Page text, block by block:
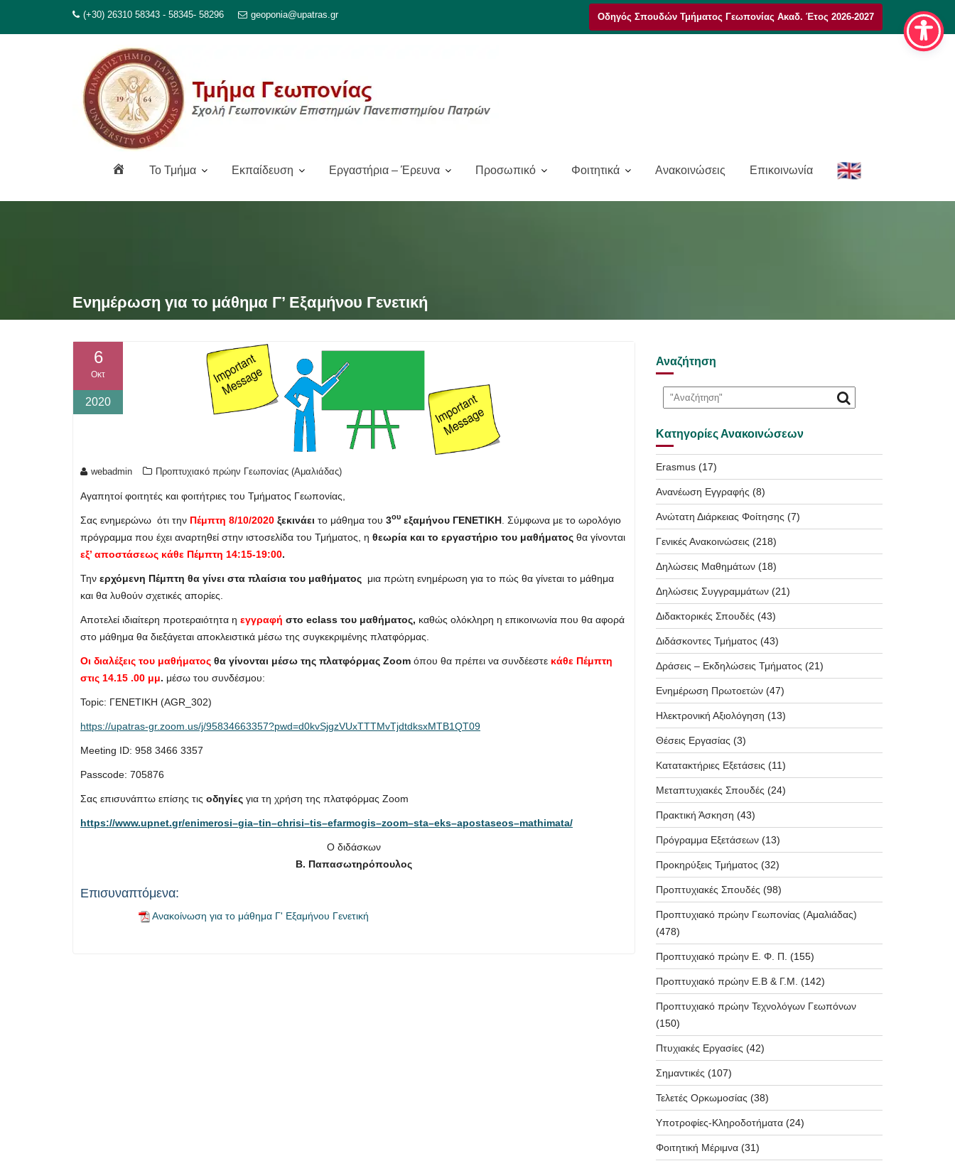
(+30) 26310 58343 - 58345- 58296 geoponia@upatras.gr Οδηγός Σπουδών Τμήματος Γεωπονίας Ακαδ. Έτος 2026-2027
To Τμήμα Εκπαίδευση Εργαστήρια – Έρευνα Προσωπικό Φοιτητικά Ανακοινώσεις Επικοινωνία
E
n
Ενημέρωση για το μάθημα Γ’ Εξαμήνου Γενετική
6
Οκτ
2020
webadmin Προπτυχιακό πρώην Γεωπονίας (Αμαλιάδας)
Αγαπητοί φοιτητές και φοιτήτριες του Τμήματος Γεωπονίας,
Σας ενημερώνω ότι την Πέμπτη 8/10/2020 ξεκινάει το μάθημα του 3ου εξαμήνου ΓΕΝΕΤΙΚΗ . Σύμφωνα με το ωρολόγιο
πρόγραμμα που έχει αναρτηθεί στην ιστοσελίδα του Τμήματος, η θεωρία και το εργαστήριο του μαθήματος θα γίνονται
εξ’ αποστάσεως κάθε Πέμπτη 14:15-19:00.
Την ερχόμενη Πέμπτη θα γίνει στα πλαίσια του μαθήματος μια πρώτη ενημέρωση για το πώς θα γίνεται το μάθημα
και θα λυθούν σχετικές απορίες.
Αποτελεί ιδιαίτερη προτεραιότητα η εγγραφή στο eclass του μαθήματος, καθώς ολόκληρη η επικοινωνία που θα αφορά
στο μάθημα θα διεξάγεται αποκλειστικά μέσω της συγκεκριμένης πλατφόρμας.
Οι διαλέξεις του μαθήματος θα γίνονται μέσω της πλατφόρμας Zoom όπου θα πρέπει να συνδέεστε κάθε Πέμπτη
στις 14.15 .00 μμ. μέσω του συνδέσμου:
Topic: ΓΕΝΕΤΙΚΗ (AGR_302)
https://upatras-gr.zoom.us/j/95834663357?pwd=d0kvSjgzVUxTTTMvTjdtdksxMTB1QT09
Meeting ID: 958 3466 3357
Passcode: 705876
Σας επισυνάπτω επίσης τις οδηγίες για τη χρήση της πλατφόρμας Zoom
https://www.upnet.gr/enimerosi–gia–tin–chrisi–tis–efarmogis–zoom–sta–eks–apostaseos–mathimata/
Ο διδάσκων
Β. Παπασωτηρόπουλος
Επισυναπτόμενα:
Ανακοίνωση για το μάθημα Γ' Εξαμήνου Γενετική
Αναζήτηση
Κατηγορίες Ανακοινώσεων
Erasmus(17)
Ανανέωση Εγγραφής (8)
Ανώτατη Διάρκειας Φοίτησης (7)
Γενικές Ανακοινώσεις (218)
Δηλώσεις Μαθημάτων(18)
Δηλώσεις Συγγραμμάτων(21)
Διδακτορικές Σπουδές (43)
Διδάσκοντες Τμήματος (43)
Δράσεις – Εκδηλώσεις Τμήματος (21)
Ενημέρωση Πρωτοετών(47)
Ηλεκτρονική Αξιολόγηση (13)
Θέσεις Εργασίας (3)
Κατατακτήριες Εξετάσεις (11)
Μεταπτυχιακές Σπουδές (24)
Πρακτική Άσκηση (43)
Πρόγραμμα Εξετάσεων(13)
Προκηρύξεις Τμήματος (32)
Προπτυχιακές Σπουδές (98)
Προπτυχιακό πρώην Γεωπονίας (Αμαλιάδας)
(478)
Προπτυχιακό πρώην Ε. Φ. Π. (155)
Προπτυχιακό πρώην Ε.Β & Γ.Μ. (142)
Προπτυχιακό πρώην Τεχνολόγων Γεωπόνων
(150)
Πτυχιακές Εργασίες (42)
Σημαντικές (107)
Τελετές Ορκωμοσίας (38)
Υποτροφίες-Κληροδοτήματα(24)
Φοιτητική Μέριμνα(31)